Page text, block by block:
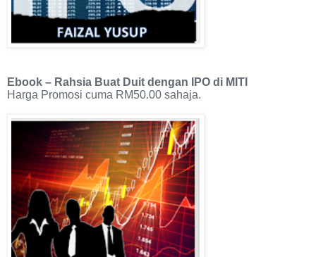
Ebook – Rahsia Buat Duit dengan IPO di MITI
Harga Promosi cuma RM50.00 sahaja.